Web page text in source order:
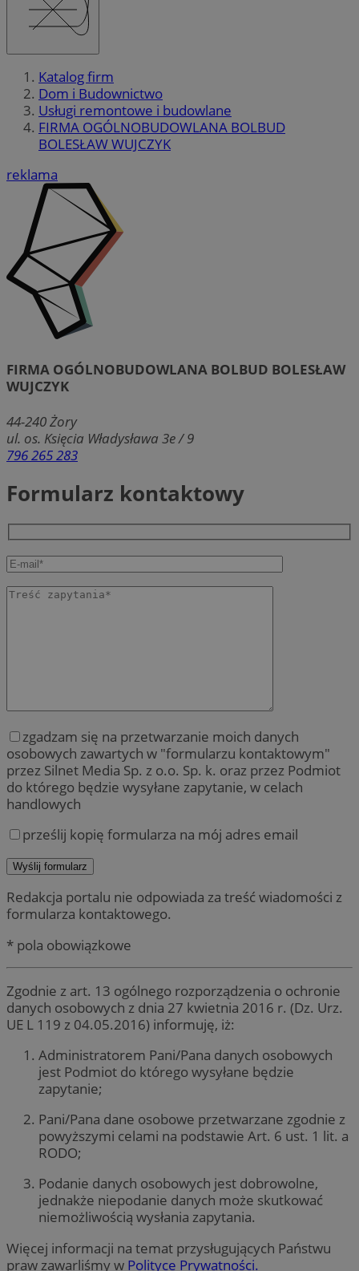
Katalog firm
Dom i Budownictwo
Usługi remontowe i budowlane
FIRMA OGÓLNOBUDOWLANA BOLBUD
BOLESŁAW WUJCZYK
reklama
FIRMA OGÓLNOBUDOWLANA BOLBUD BOLESŁAW
WUJCZYK
44-240Żory
ul. os. Księcia Władysława 3e / 9
796 265 283
Formularz kontaktowy
zgadzam się na przetwarzanie moich danych
osobowych zawartych w "formularzu kontaktowym"
przez Silnet Media Sp. z o.o. Sp. k. oraz przez Podmiot
do którego będzie wysyłane zapytanie, w celach
handlowych
prześlij kopię formularza na mój adres email
Redakcja portalu nie odpowiada za treść wiadomości z
formularza kontaktowego.
* pola obowiązkowe
Zgodnie z art. 13 ogólnego rozporządzenia o ochronie
danych osobowych z dnia 27 kwietnia 2016 r. (Dz. Urz.
UE L 119 z 04.05.2016) informuję, iż:
Administratorem Pani/Pana danych osobowych
jest Podmiot do którego wysyłane będzie
zapytanie;
Pani/Pana dane osobowe przetwarzane zgodnie z
powyższymi celami na podstawie Art. 6 ust. 1 lit. a
RODO;
Podanie danych osobowych jest dobrowolne,
jednakże niepodanie danych może skutkować
niemożliwością wysłania zapytania.
Więcej informacji na temat przysługujących Państwu
praw zawarliśmy w Polityce Prywatności.